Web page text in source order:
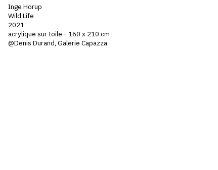
Inge Horup
Wild Life
2021
acrylique sur toile - 160 x 210 cm
@Denis Durand, Galerie Capazza